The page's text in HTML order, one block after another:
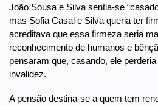
João Sousa e Silva sentia-se
mas Sofia Casal e Silva queria ter
acreditava que essa firmeza seria
reconhecimento de humanos e
pensaram que, casando, ele
invalidez.
A pensão destina-se a quem tem